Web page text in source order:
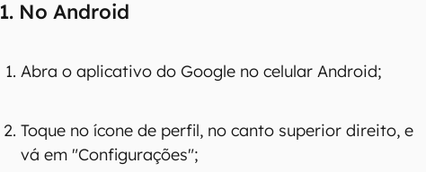
1. No Android
Abra o aplicativo do Google no celular Android;
Toque no ícone de perfil, no canto superior direito, e
vá em "Configurações";